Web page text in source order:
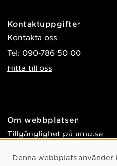
Kontaktuppgifter
Kontakta oss
Tel: 090-786 50 00
Hitta till oss
Om webbplatsen
Tillgänglighet på umu.se
personuppgifter
Cookie-samtycke
Denna webbplats använder